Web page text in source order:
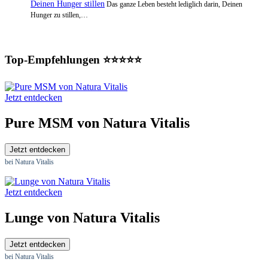
Deinen Hunger stillen Das ganze Leben besteht lediglich darin, Deinen
Hunger zu stillen,…
Top-Empfehlungen ⭐⭐⭐⭐⭐
Jetzt entdecken
Pure MSM von Natura Vitalis
Jetzt entdecken
bei Natura Vitalis
Jetzt entdecken
Lunge von Natura Vitalis
Jetzt entdecken
bei Natura Vitalis